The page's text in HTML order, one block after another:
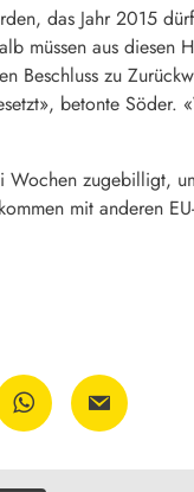
das Jahr 2015
müssen aus
zu
betonte Söder.
zugebilligt,
mit anderen